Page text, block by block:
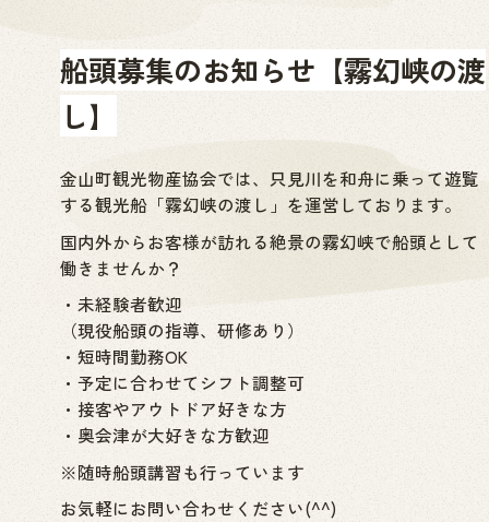
船頭募集のお知らせ【霧幻峡の渡
し】
金山町観光物産協会では、只見川を和舟に乗って遊覧
する観光船「霧幻峡の渡し」を運営しております。
国内外からお客様が訪れる絶景の霧幻峡で船頭として
働きませんか？
・未経験者歓迎
（現役船頭の指導、研修あり）
・短時間勤務OK
・予定に合わせてシフト調整可
・接客やアウトドア好きな方
・奥会津が大好きな方歓迎
※随時船頭講習も行っています
お気軽にお問い合わせください(^^)